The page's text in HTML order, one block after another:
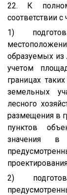
22. К
соответствии с
1)
образуемых из
учетом
границах
земельных
лесного
размещения в
пунктов
значения в
2)